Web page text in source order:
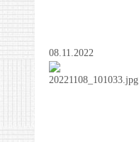
08.11.2022